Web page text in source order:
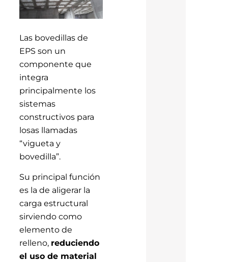
Las bovedillas de
EPS son un
componente que
integra
principalmente los
sistemas
constructivos para
losas llamadas
“vigueta y
bovedilla”.
Su principal función
es la de aligerar la
carga estructural
sirviendo como
elemento de
relleno, reduciendo
el uso de material